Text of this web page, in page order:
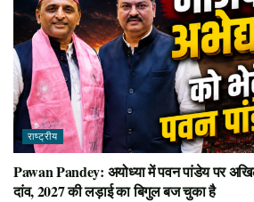
राष्ट्रीय
Pawan Pandey: अयोध्या में पवन पांडेय पर
दांव, 2027 की लड़ाई का बिगुल बज चुका है